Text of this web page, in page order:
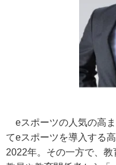
eスポーツの人気の高
てeスポーツを導入する
2022年。その一方で、教